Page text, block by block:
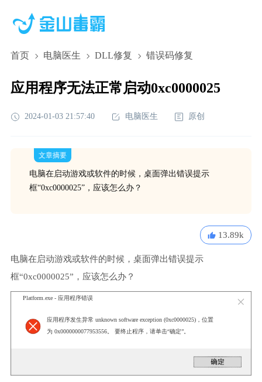
首页 电脑医生 DLL修复 错误码修复
应用程序无法正常启动0xc0000025
2024-01-03 21:57:40 电脑医生 原创
文章摘要
电脑在启动游戏或软件的时候，桌面弹出错误提示
框“0xc0000025”，应该怎么办？
13.89k
电脑在启动游戏或软件的时候，桌面弹出错误提示
框“0xc0000025”，应该怎么办？
Platform.exe - 应用程序错误
应用程序发生异常 unknown software exception (0xc0000025)，位置
为 0x0000000077953556。 要终止程序，请单击“确定”。